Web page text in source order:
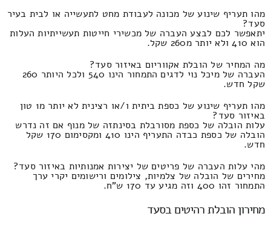
מהו תעריף שינוע של מכונה לעבודת מחט לתעשייה או לבית בעיר
סעד?
יתאפשר לכם לבצע העברה של מכשירי חייטות תעשייתיות העלות
הוא 410 ולא יותר מ260 שקל.
מה המחיר של הובלת אקווריום באיזור סעד?
העברה של מיכל נוי לדגים התמחור הינו 540 ולכל היותר 260
שקל חדש.
מהו תעריף שינוע של כספת ביתית ו/או רצינית לא יותר מ1 טון
באיזור סעד?
עלות הובלה של כספת מסורבלת בסינתזה של מנוף אם זה נדרש
הובלה של כספת כבדה התעריף הינו 410 ומקסימום 170 שקל
חדש.
מהי עלות העברה של פריטים של יצירות אמנותיות באיזור סעד?
מחירים של הובלה של צלמיות, צילומים ורישומים יקרי ערך
התמחור זהו 400 וזה מגיע עד 170 ש"ח.
מחירון הובלת רהיטים בסעד